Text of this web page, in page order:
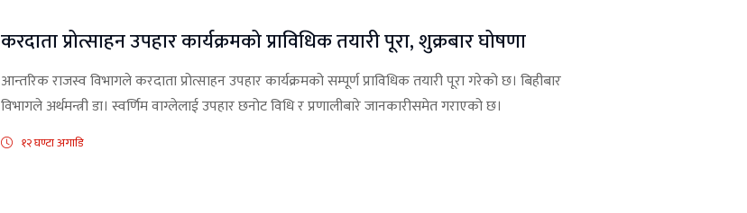
करदाता प्रोत्साहन उपहार कार्यक्रमको प्राविधिक तयारी पूरा, शुक्रबार घोषणा
आन्तरिक राजस्व विभागले करदाता प्रोत्साहन उपहार कार्यक्रमको सम्पूर्ण प्राविधिक तयारी पूरा गरेको छ। बिहीबार
विभागले अर्थमन्त्री डा। स्वर्णिम वाग्लेलाई उपहार छनोट विधि र प्रणालीबारे जानकारीसमेत गराएको छ।
१२ घण्टा अगाडि